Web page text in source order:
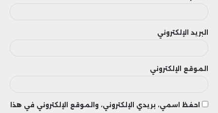
البريد الإلكتروني
الموقع الإلكتروني
احفظ اسمي، بريدي الإلكتروني، والموقع الإلكتروني في هذا